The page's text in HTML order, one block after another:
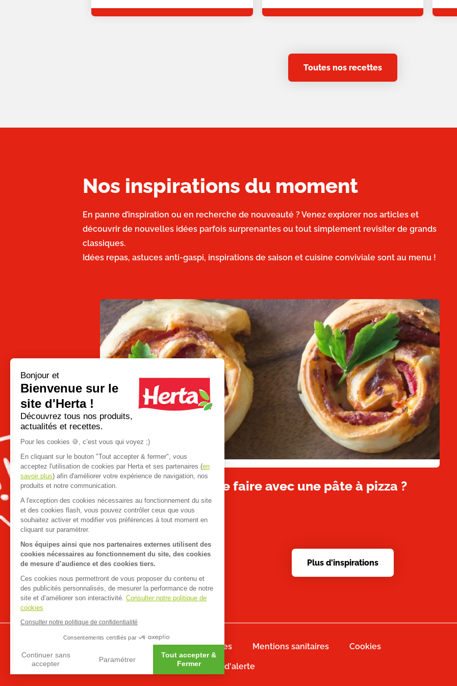
Toutes nos recettes
Nos inspirations du moment
En panne d’inspiration ou en recherche de nouveauté ? Venez explorer nos articles et
découvrir de nouvelles idées parfois surprenantes ou tout simplement revisiter de grands
classiques.
Idées repas, astuces anti-gaspi, inspirations de saison et cuisine conviviale sont au menu !
Go
to
previous
slide
Apéro dînatoire : que faire avec une pâte à pizza ?
Plus d'inspirations
Accueil > Recettes > Tarte thon poireaux
Mentions légales Mentions sanitaires Cookies
Dispositif d'alerte
Bonjour et
Bienvenue sur le
site d'Herta !
Découvrez tous nos produits,
actualités et recettes.
Pour les cookies 🍪, c’est vous qui voyez ;)
En cliquant sur le bouton "Tout accepter & fermer", vous
acceptez l'utilisation de cookies par Herta et ses partenaires (en
savoir plus) afin d'améliorer votre expérience de navigation, nos
produits et notre communication.
A l'exception des cookies nécessaires au fonctionnement du site
et des cookies flash, vous pouvez contrôler ceux que vous
souhaitez activer et modifier vos préférences à tout moment en
cliquant sur paramétrer.
Nos équipes ainsi que nos partenaires externes utilisent des
cookies nécessaires au fonctionnement du site, des cookies
de mesure d’audience et des cookies tiers.
Ces cookies nous permettront de vous proposer du contenu et
des publicités personnalisés, de mesurer la performance de notre
site et d’améliorer son interactivité. Consulter notre politique de
cookies
Consulter notre politique de confidentialité
Consentements certifiés par
Continuer sans
accepter
Paramétrer
Tout accepter &
Fermer